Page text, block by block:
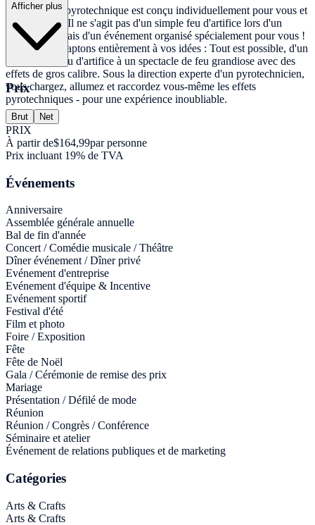
L'événement pyrotechnique est conçu individuellement pour vous et
votre groupe. Il ne s'agit pas d'un simple feu d'artifice lors d'un
événement, mais d'un événement organisé spécialement pour vous !
Nous nous adaptons entièrement à vos idées : Tout est possible, d'un
simple petit feu d'artifice à un spectacle de feu grandiose avec des
effets de gros calibre. Sous la direction experte d'un pyrotechnicien,
vous chargez, allumez et raccordez vous-même les effets
pyrotechniques - pour une expérience inoubliable.
Afficher plus
Prix
Brut Net
PRIX
À partir de$164,99par personne
Prix incluant 19% de TVA
Événements
Anniversaire
Assemblée générale annuelle
Bal de fin d'année
Concert / Comédie musicale / Théâtre
Dîner événement / Dîner privé
Evénement d'entreprise
Evénement d'équipe & Incentive
Evénement sportif
Festival d'été
Film et photo
Foire / Exposition
Fête
Fête de Noël
Gala / Cérémonie de remise des prix
Mariage
Présentation / Défilé de mode
Réunion
Réunion / Congrès / Conférence
Séminaire et atelier
Événement de relations publiques et de marketing
Catégories
Arts & Crafts
Arts & Crafts